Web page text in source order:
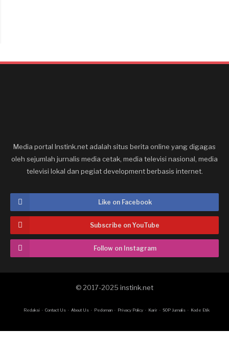
Media portal Instink.net adalah situs berita online yang digagas
oleh sejumlah jurnalis media cetak, media televisi nasional, media
televisi lokal dan pegiat development berbasis internet.
Like on Facebook
Subscribe on YouTube
Follow on Instagram
© 2017-2025 instink.net
Redaksi Contact Us About Us Pedoman Privacy Policy Karir SOP Jurnalis Kode Etik